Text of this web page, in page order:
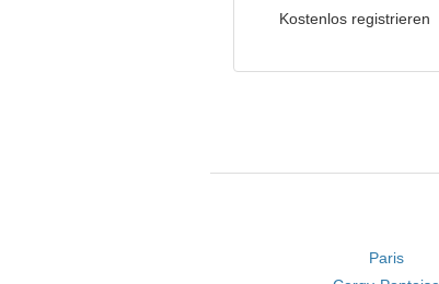
Kostenlos registrieren
Paris